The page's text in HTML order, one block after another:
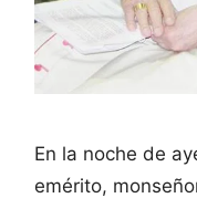
En la noche de
emérito,